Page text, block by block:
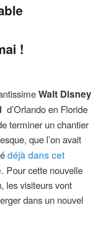
!
Walt Disney
d’Orlando en Floride
terminer un chantier
que l’on avait
déjà dans cet
. Pour cette nouvelle
les visiteurs vont
dans un nouvel